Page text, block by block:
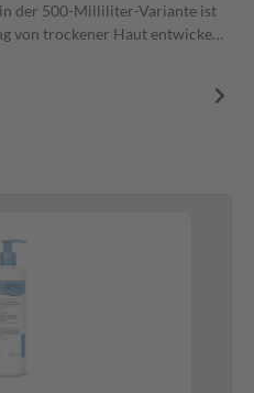
in der 500-Milliliter-Variante ist
von trockener Haut entwicke…